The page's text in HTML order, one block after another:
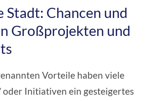
Stadt: Chancen und
Großprojekten und
Vorteile haben viele
oder Initiativen ein gesteigertes